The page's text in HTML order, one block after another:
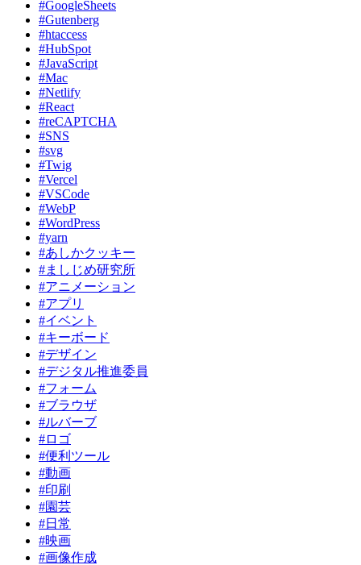
#GoogleSheets
#Gutenberg
#htaccess
#HubSpot
#JavaScript
#Mac
#Netlify
#React
#reCAPTCHA
#SNS
#svg
#Twig
#Vercel
#VSCode
#WebP
#WordPress
#yarn
#あしかクッキー
#ましじめ研究所
#アニメーション
#アプリ
#イベント
#キーボード
#デザイン
#デジタル推進委員
#フォーム
#ブラウザ
#ルバーブ
#ロゴ
#便利ツール
#動画
#印刷
#園芸
#日常
#映画
#画像作成